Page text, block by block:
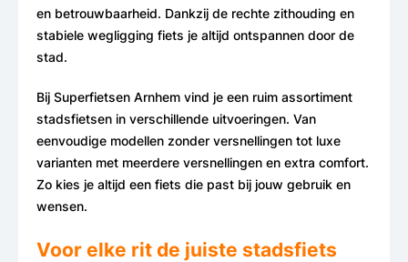
en betrouwbaarheid. Dankzij de rechte zithouding en
stabiele wegligging fiets je altijd ontspannen door de
stad.
Bij Superfietsen Arnhem vind je een ruim assortiment
stadsfietsen in verschillende uitvoeringen. Van
eenvoudige modellen zonder versnellingen tot luxe
varianten met meerdere versnellingen en extra comfort.
Zo kies je altijd een fiets die past bij jouw gebruik en
wensen.
Voor elke rit de juiste stadsfiets